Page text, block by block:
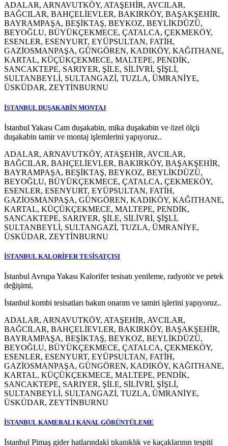
ADALAR, ARNAVUTKÖY, ATAŞEHİR, AVCILAR,
BAĞCILAR, BAHÇELİEVLER, BAKIRKÖY, BAŞAKŞEHİR,
BAYRAMPAŞA, BEŞİKTAŞ, BEYKOZ, BEYLİKDÜZÜ,
BEYOĞLU, BÜYÜKÇEKMECE, ÇATALCA, ÇEKMEKÖY,
ESENLER, ESENYURT, EYÜPSULTAN, FATİH,
GAZİOSMANPAŞA, GÜNGÖREN, KADIKÖY, KAĞITHANE,
KARTAL, KÜÇÜKÇEKMECE, MALTEPE, PENDİK,
SANCAKTEPE, SARIYER, ŞİLE, SİLİVRİ, ŞİŞLİ,
SULTANBEYLİ, SULTANGAZİ, TUZLA, ÜMRANİYE,
ÜSKÜDAR, ZEYTİNBURNU
İSTANBUL DUŞAKABİN MONTAJ
İstanbul Yakası Cam duşakabin, mika duşakabin ve özel ölçü
duşakabin tamir ve montaj işlemlerini yapıyoruz..
ADALAR, ARNAVUTKÖY, ATAŞEHİR, AVCILAR,
BAĞCILAR, BAHÇELİEVLER, BAKIRKÖY, BAŞAKŞEHİR,
BAYRAMPAŞA, BEŞİKTAŞ, BEYKOZ, BEYLİKDÜZÜ,
BEYOĞLU, BÜYÜKÇEKMECE, ÇATALCA, ÇEKMEKÖY,
ESENLER, ESENYURT, EYÜPSULTAN, FATİH,
GAZİOSMANPAŞA, GÜNGÖREN, KADIKÖY, KAĞITHANE,
KARTAL, KÜÇÜKÇEKMECE, MALTEPE, PENDİK,
SANCAKTEPE, SARIYER, ŞİLE, SİLİVRİ, ŞİŞLİ,
SULTANBEYLİ, SULTANGAZİ, TUZLA, ÜMRANİYE,
ÜSKÜDAR, ZEYTİNBURNU
İSTANBUL KALORİFER TESİSATÇISI
İstanbul Avrupa Yakası Kalorifer tesisatı yenileme, radyotör ve petek
değişimi,
İstanbul kombi tesisatları bakım onarım ve tamiri işlerini yapıyoruz..
ADALAR, ARNAVUTKÖY, ATAŞEHİR, AVCILAR,
BAĞCILAR, BAHÇELİEVLER, BAKIRKÖY, BAŞAKŞEHİR,
BAYRAMPAŞA, BEŞİKTAŞ, BEYKOZ, BEYLİKDÜZÜ,
BEYOĞLU, BÜYÜKÇEKMECE, ÇATALCA, ÇEKMEKÖY,
ESENLER, ESENYURT, EYÜPSULTAN, FATİH,
GAZİOSMANPAŞA, GÜNGÖREN, KADIKÖY, KAĞITHANE,
KARTAL, KÜÇÜKÇEKMECE, MALTEPE, PENDİK,
SANCAKTEPE, SARIYER, ŞİLE, SİLİVRİ, ŞİŞLİ,
SULTANBEYLİ, SULTANGAZİ, TUZLA, ÜMRANİYE,
ÜSKÜDAR, ZEYTİNBURNU
İSTANBUL KAMERALI KANAL GÖRÜNTÜLEME
İstanbul Pimaş gider hatlarındaki tıkanıklık ve kaçaklarının tespiti